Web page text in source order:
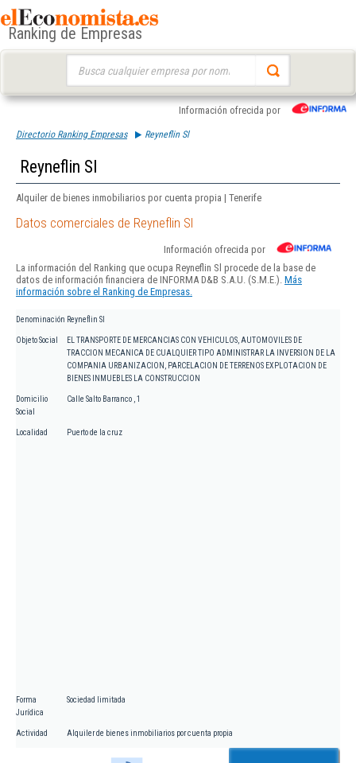
Ranking de Empresas
Información ofrecida por
Directorio Ranking Empresas Reyneflin Sl
Reyneflin Sl
Alquiler de bienes inmobiliarios por cuenta propia | Tenerife
Datos comerciales de Reyneflin Sl
Información ofrecida por
La información del Ranking que ocupa Reyneflin Sl procede de la base de
datos de información financiera de INFORMA D&B S.A.U. (S.M.E.). Más
información sobre el Ranking de Empresas.
Denominación Reyneflin Sl
Objeto Social
EL TRANSPORTE DE MERCANCIAS CON VEHICULOS, AUTOMOVILES DE
TRACCION MECANICA DE CUALQUIER TIPO ADMINISTRAR LA INVERSION DE LA
COMPANIA URBANIZACION, PARCELACION DE TERRENOS EXPLOTACION DE
BIENES INMUEBLES LA CONSTRUCCION
Domicilio
Social
Calle Salto Barranco , 1
Localidad Puerto de la cruz
Forma
Jurídica
Sociedad limitada
Actividad Alquiler de bienes inmobiliarios por cuenta propia